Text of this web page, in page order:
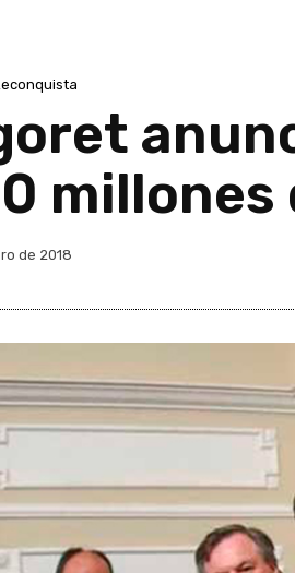
millones
de 2018